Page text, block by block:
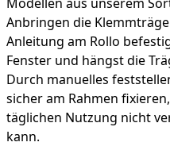
Anbringen die
Anleitung am Rollo
Fenster und hängst die
Durch manuelles
sicher am Rahmen
täglichen Nutzung nicht
kann.